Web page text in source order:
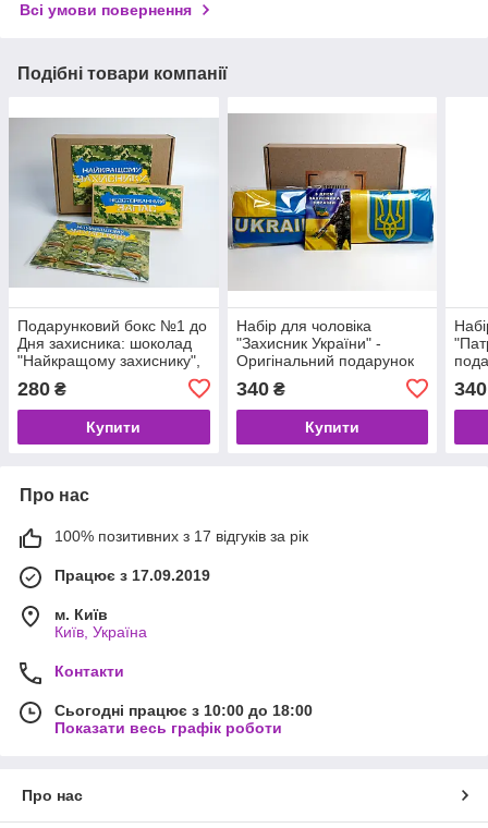
Всі умови повернення
Подібні товари компанії
Подарунковий бокс №1 до
Дня захисника: шоколад
"Найкращому захиснику",
"Недоторканний запас" -
Подарунок військовому
280 ₴
Купити
Набір для чоловіка
"Захисник України" -
Оригінальний подарунок
Подарунок на 14 жовтня
340₴
Купити
14
340
Про нас
100% позитивних з 17 відгуків за рік
Працює з 17.09.2019
м. Київ
Київ, Україна
Контакти
Сьогодні працює з 10:00 до 18:00
Показати весь графік роботи
Про нас